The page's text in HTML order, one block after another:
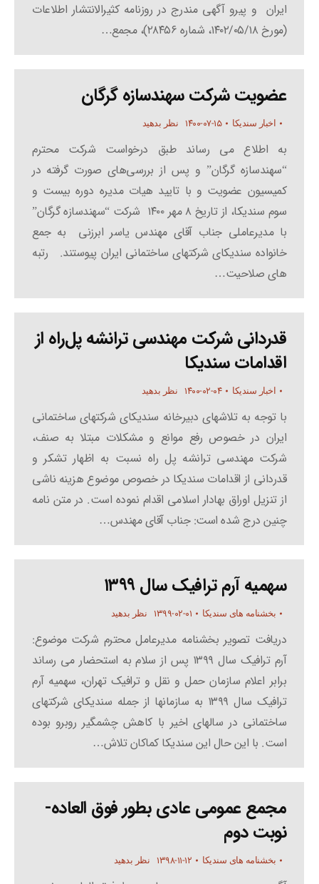
ایران و پیرو آگهی مندرج در روزنامه کثیرالانتشار اطلاعات
(مورخ ۱۴۰۲/۰۵/۱۸، شماره ۲۸۴۵۶)، مجمع…
عضویت شرکت سهندسازه گرگان
اخبار سندیکا ۱۴۰۰-۰۷-۱۵ نظر بدهید
به اطلاع می رساند طبق درخواست شرکت محترم
“سهندسازه گرگان” و پس از بررسی‌های صورت گرفته در
کمیسیون عضویت و با تایید هیات مدیره دوره بیست و
سوم سندیکا، از تاریخ ۸ مهر ۱۴۰۰ شرکت “سهندسازه گرگان”
با مدیرعاملی جناب آقای مهندس یاسر ابرزنی به جمع
خانواده سندیکای شرکتهای ساختمانی ایران پیوستند. رتبه
های صلاحیت…
قدردانی شرکت مهندسی ترانشه پل‌راه از
اقدامات سندیکا
اخبار سندیکا ۱۴۰۰-۰۲-۰۴ نظر بدهید
با توجه به تلاشهای دبیرخانه سندیکای شرکتهای ساختمانی
ایران در خصوص رفع موانع و مشکلات مبتلا به صنف،
شرکت مهندسی ترانشه پل راه نسبت به اظهار تشکر و
قدردانی از اقدامات سندیکا در خصوص موضوع هزینه ناشی
از تنزیل اوراق بهادار اسلامی اقدام نموده است. در متن نامه
چنین درج شده است: جناب آقای مهندس…
سهمیه آرم ترافیک سال ۱۳۹۹
بخشنامه های سندیکا ۱۳۹۹-۰۲-۰۱ نظر بدهید
دریافت تصویر بخشنامه مدیرعامل محترم شرکت موضوع:
آرم ترافیک سال ۱۳۹۹ پس از سلام به استحضار می رساند
برابر اعلام سازمان حمل و نقل و ترافیک تهران، سهمیه آرم
ترافیک سال ۱۳۹۹ به سازمانها از جمله سندیکای شرکتهای
ساختمانی در سالهای اخیر با کاهش چشمگیر روبرو بوده
است. با این حال این سندیکا کماکان تلاش…
مجمع عمومی عادی بطور فوق العاده-
نوبت دوم
بخشنامه های سندیکا ۱۳۹۸-۱۱-۱۲ نظر بدهید